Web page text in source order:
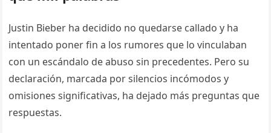
Justin Bieber ha decidido no quedarse callado y ha
intentado poner fin a los rumores que lo vinculaban
con un escándalo de abuso sin precedentes. Pero su
declaración, marcada por silencios incómodos y
omisiones significativas, ha dejado más preguntas que
respuestas.